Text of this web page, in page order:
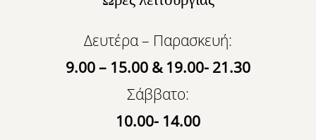
k
Δευτέρα – Παρασκευή:
9.00 – 15.00 & 19.00- 21.30
Σάββατο:
10.00- 14.00